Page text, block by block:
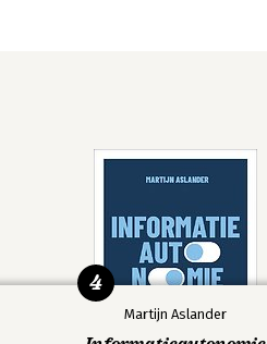
Martijn Aslander
4